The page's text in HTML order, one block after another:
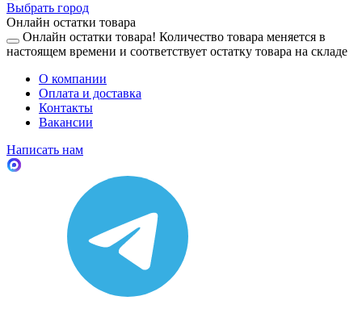
Выбрать город
Онлайн остатки товара
Онлайн остатки товара! Количество товара меняется в
настоящем времени и соответствует остатку товара на складе
О компании
Оплата и доставка
Контакты
Вакансии
Написать нам